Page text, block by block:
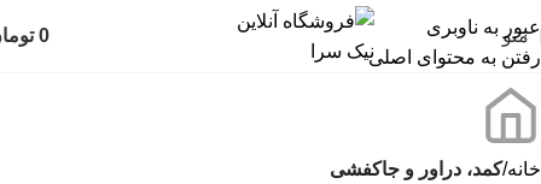
عبور به ناوبری
رفتن به محتوای اصلی
منو 0
خانه کمد، دراور و جاکفشی